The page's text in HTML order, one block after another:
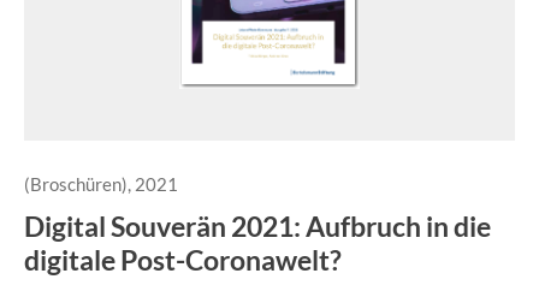
(Broschüren), 2021
Digital Souverän 2021: Aufbruch in die
digitale Post-Coronawelt?